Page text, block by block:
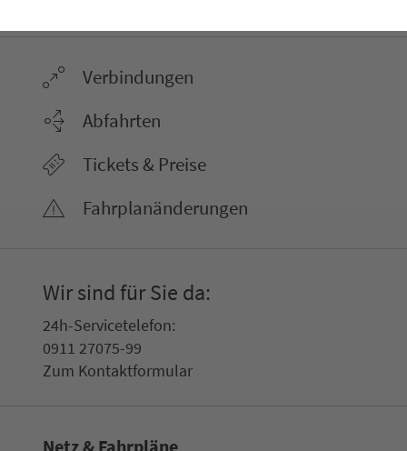
Ver­bin­dungen
Abfahrten
Tickets & Preise
Fahr­plan­ände­rungen
Wir sind für Sie da:
24h-Ser­vice­te­le­fon:
0911 27075-99
Zum Kon­taktformular
Netz & Fahrpläne